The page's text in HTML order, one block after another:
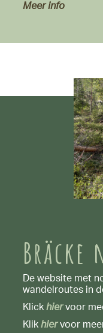
Meer info
Bräcke
De website met
wandelroutes in
Klick hier voor
Klik hiervoor